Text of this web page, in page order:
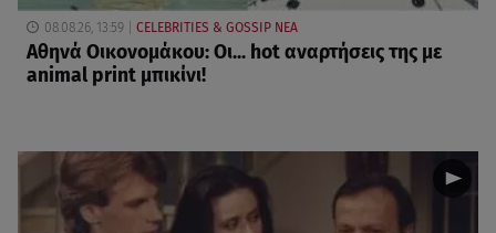
08.08.26, 13:59 CELEBRITIES & GOSSIP ΝΕΑ
Αθηνά Οικονομάκου: Οι... hot αναρτήσεις της με
animal print μπικίνι!